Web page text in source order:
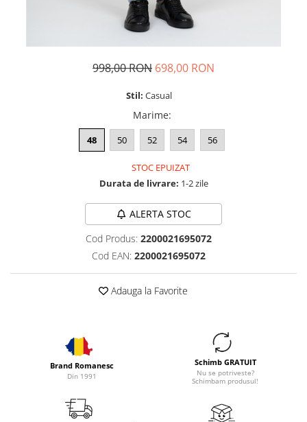
998,00 RON 698,00 RON
Stil: Casual
Marime:
48 50 52 54 56
STOC EPUIZAT
Durata de livrare: 1-2 zile
ALERTA STOC
Cod Produs: 2200021695072
Cod EAN: 2200021695072
Adauga la Favorite
Brand Romanesc
Din 1991
Schimb GRATUIT
Nu se potriveste?
Schimbam produsul!